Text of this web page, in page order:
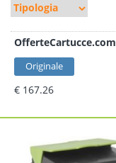
OfferteCartucce.com
Originale
€ 167.26